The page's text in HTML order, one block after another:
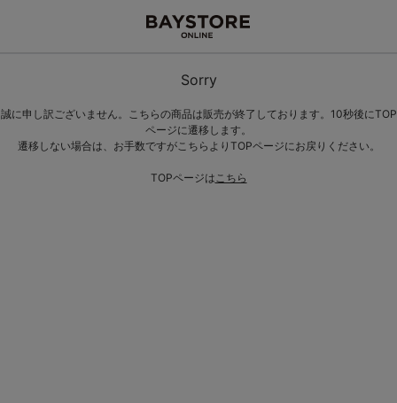
Sorry
誠に申し訳ございません。こちらの商品は販売が終了しております。10秒後にTOP
ページに遷移します。
遷移しない場合は、お手数ですがこちらよりTOPページにお戻りください。
TOPページはこちら